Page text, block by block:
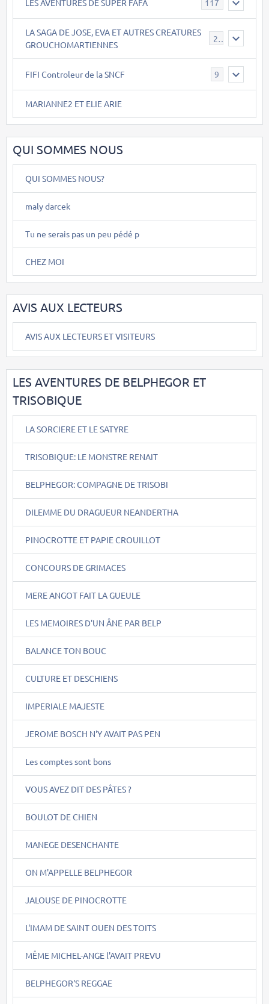
LES AVENTURES DE SUPER FAFA 117
LA SAGA DE JOSE, EVA ET AUTRES CREATURES
GROUCHOMARTIENNES
26
FIFI Controleur de la SNCF 9
MARIANNE2 ET ELIE ARIE
QUI SOMMES NOUS
QUI SOMMES NOUS?
maly darcek
Tu ne serais pas un peu pédé p
CHEZ MOI
AVIS AUX LECTEURS
AVIS AUX LECTEURS ET VISITEURS
LES AVENTURES DE BELPHEGOR ET
TRISOBIQUE
LA SORCIERE ET LE SATYRE
TRISOBIQUE: LE MONSTRE RENAIT
BELPHEGOR: COMPAGNE DE TRISOBI
DILEMME DU DRAGUEUR NEANDERTHA
PINOCROTTE ET PAPIE CROUILLOT
CONCOURS DE GRIMACES
MERE ANGOT FAIT LA GUEULE
LES MEMOIRES D'UN ÂNE PAR BELP
BALANCE TON BOUC
CULTURE ET DESCHIENS
IMPERIALE MAJESTE
JEROME BOSCH N'Y AVAIT PAS PEN
Les comptes sont bons
VOUS AVEZ DIT DES PÂTES ?
BOULOT DE CHIEN
MANEGE DESENCHANTE
ON M'APPELLE BELPHEGOR
JALOUSE DE PINOCROTTE
L'IMAM DE SAINT OUEN DES TOITS
MÊME MICHEL-ANGE l'AVAIT PREVU
BELPHEGOR'S REGGAE